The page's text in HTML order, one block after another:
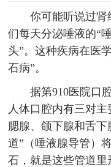
你可能听说过
们每天分泌唾液的“
头”。这种疾病在医
石病”。
据第910医院口
人体口腔内有三对主
腮腺、颌下腺和舌下
道”（唾液腺导管）
石，就是这些管道里